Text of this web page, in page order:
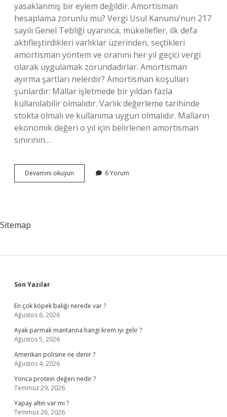
yasaklanmış bir eylem değildir. Amortisman
hesaplama zorunlu mu? Vergi Usul Kanunu’nun 217
sayılı Genel Tebliği uyarınca, mükellefler, ilk defa
aktifleştirdikleri varlıklar üzerinden, seçtikleri
amortisman yöntem ve oranını her yıl geçici vergi
olarak uygulamak zorundadırlar. Amortisman
ayırma şartları nelerdir? Amortisman koşulları
şunlardır: Mallar işletmede bir yıldan fazla
kullanılabilir olmalıdır. Varlık değerleme tarihinde
stokta olmalı ve kullanıma uygun olmalıdır. Malların
ekonomik değeri o yıl için belirlenen amortisman
sınırının…
Devamını okuyun Amortisman
Ayırmak
6 Yorum
Sitemap
Sidebar
Son Yazılar
En çok köpek balığı nerede var ?
Ağustos 6, 2026
Ayak parmak mantarına hangi krem iyi gelir ?
Ağustos 5, 2026
Amerikan polisine ne denir ?
Ağustos 4, 2026
Yonca protein değeri nedir ?
Temmuz 29, 2026
Yapay altın var mı ?
Temmuz 26, 2026